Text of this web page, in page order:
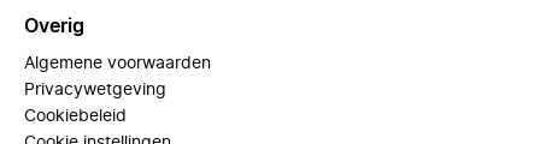
Overig
Algemene voorwaarden
Privacywetgeving
Cookiebeleid